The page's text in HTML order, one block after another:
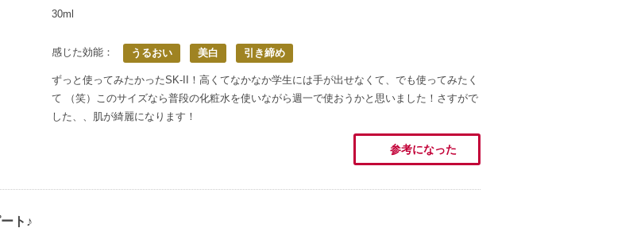
30ml
感じた効能： うるおい 美白 引き締め
ずっと使ってみたかったSK-II！高くてなかなか学生には手が出せなくて、でも使ってみたく
て （笑）このサイズなら普段の化粧水を使いながら週一で使おうかと思いました！さすがで
した、、肌が綺麗になります！
参考になった
ト♪